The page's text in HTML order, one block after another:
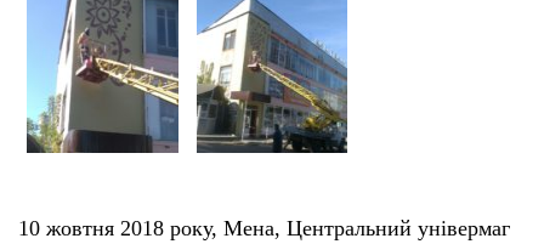
10 жовтня 2018 року, Мена, Центральний універмаг